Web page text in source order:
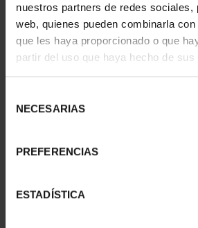
nuestros partners de redes sociales,
web, quienes pueden combinarla
que les haya proporcionado o que
partir del uso que haya hecho de
NECESARIAS
PREFERENCIAS
ESTADÍSTICA
CARTERITA MONEDA 60
EUR 2026